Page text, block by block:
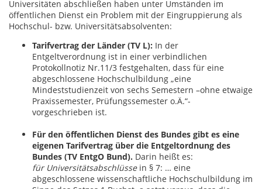
Universitäten abschließen haben unter Umständen im
öffentlichen Dienst ein Problem mit der Eingruppierung als
Hochschul- bzw. Universitätsabsolventen:
Tarifvertrag der Länder (TV L): In der
Entgeltverordnung ist in einer verbindlichen
Protokollnotiz Nr.11/3 festgehalten, dass für eine
abgeschlossene Hochschulbildung „eine
Mindeststudienzeit von sechs Semestern –ohne etwaige
Praxissemester, Prüfungssemester o.Ä.“-
vorgeschrieben ist.
Für den öffentlichen Dienst des Bundes gibt es eine
eigenen Tarifvertrag über die Entgeltordnung des
Bundes (TV EntgO Bund). Darin heißt es:
für Universitätsabschlüssein § 7: … eine
abgeschlossene wissenschaftliche Hochschulbildung im